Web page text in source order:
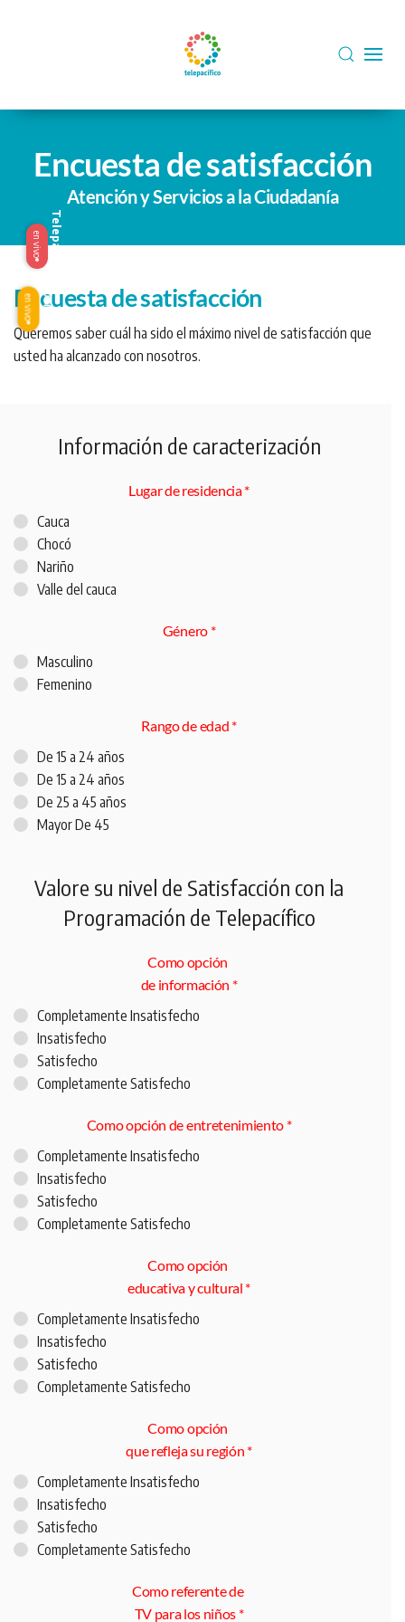
Encuesta de satisfacción
Atención y Servicios a la Ciudadanía
Encuesta de satisfacción
Queremos saber cuál ha sido el máximo nivel de satisfacción que
usted ha alcanzado con nosotros.
Información de caracterización
Lugar de residencia*
Cauca
Chocó
Nariño
Valle del cauca
Género *
Masculino
Femenino
Rango de edad *
De 15 a 24 años
De 15 a 24 años
De 25 a 45 años
Mayor De 45
Valore su nivel de Satisfacción con la
Programación de Telepacífico
Como opción
de información *
Completamente Insatisfecho
Insatisfecho
Satisfecho
Completamente Satisfecho
Como opción de entretenimiento *
Completamente Insatisfecho
Insatisfecho
Satisfecho
Completamente Satisfecho
Como opción
educativa y cultural *
Completamente Insatisfecho
Insatisfecho
Satisfecho
Completamente Satisfecho
Como opción
que refleja su región *
Completamente Insatisfecho
Insatisfecho
Satisfecho
Completamente Satisfecho
Como referente de
TV para los niños *
Telepacífico
en vivo
Origen
en vivo